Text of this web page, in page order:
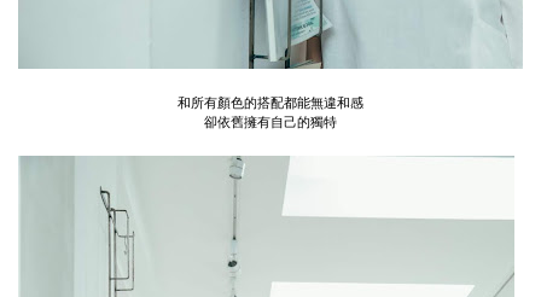
和所有顏色的搭配都能無違和感
卻依舊擁有自己的獨特